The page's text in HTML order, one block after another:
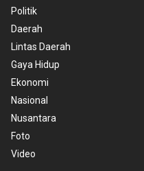
Politik
Daerah
Lintas Daerah
Gaya Hidup
Ekonomi
Nasional
Nusantara
Foto
Video